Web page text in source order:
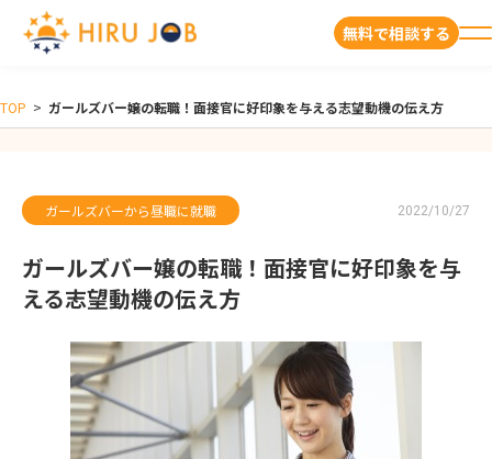
無料で相談する
TOP > ガールズバー嬢の転職！面接官に好印象を与える志望動機の伝え方
ガールズバーから昼職に就職 2022/10/27
ガールズバー嬢の転職！面接官に好印象を与
える志望動機の伝え方